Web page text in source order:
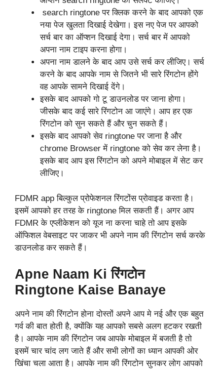
search ringtone पर क्लिक करने के बाद आपको एक
नया पेज खुलता दिखाई देखेगा। इस नए पेज पर आपको
सर्च बार का ऑप्शन दिखाई देगा। सर्च बार में आपको
अपना नाम टाइप करना होगा।
अपना नाम डालने के बाद आप उसे सर्च कर लीजिए। सर्च
करने के बाद आपके नाम से जितने भी सारे रिंगटोन होंगे
वह आपके सामने दिखाई देंगे।
इसके बाद आपको गो टू डाउनलोड पर जाना होगा।
जीसके बाद कई सारे रिंगटोन आ जाएंगे। आप हर एक
रिंगटोन को सुन सकते हैं और चुन सकते हैं।
इसके बाद आपको सेव ringtone पर जाना है और
chrome Browser में ringtone को सेव कर लेना है।
इसके बाद आप इस रिंगटोन को अपने मोबाइल में सेट कर
लीजिए।
FDMR app बिल्कुल प्रोफेशनल रिंगटोंस प्रोवाइड करता है।
इसमें आपको हर तरह के ringtone मिल सकती हैं। अगर आप
FDMR के एप्लीकेशन को यूज ना करना चाहे तो आप इसके
ऑफिशल वेबसाइट पर जाकर भी अपने नाम की रिंगटोन सर्च करके
डाउनलोड कर सकते हैं।
Apne Naam Ki रिंगटोन
Ringtone Kaise Banaye
अपने नाम की रिंगटोन होना दोस्तों अपने आप मे नई और एक बहुत
गर्व की बात होती है, क्योंकि यह आपको सबसे अलग हटकर रखती
है। आपके नाम की रिंगटोन जब आपके मोबाइल में बजती है तो
इसमें चार चांद लग जाते हैं और सभी लोगों का ध्यान आपकी ओर
खिंचा चला आता है। आपके नाम की रिंगटोन सुनकर लोग आपको